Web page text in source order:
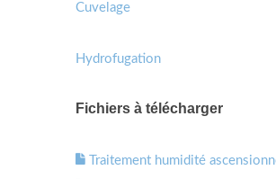
Cuvelage
Hydrofugation
Fichiers à télécharger
Traitement humidité